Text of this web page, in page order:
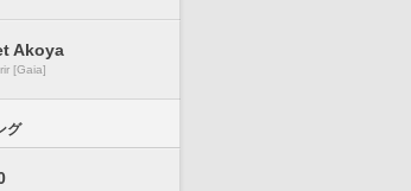
Akoya
[Gaia]
グ